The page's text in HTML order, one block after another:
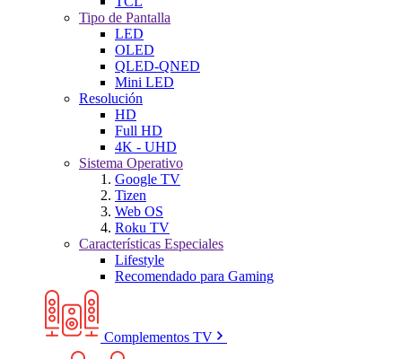
Tipo de Pantalla
LED
OLED
QLED-QNED
Mini LED
Resolución
HD
Full HD
4K - UHD
Sistema Operativo
Google TV
Tizen
Web OS
Roku TV
Características Especiales
Lifestyle
Recomendado para Gaming
Complementos TV